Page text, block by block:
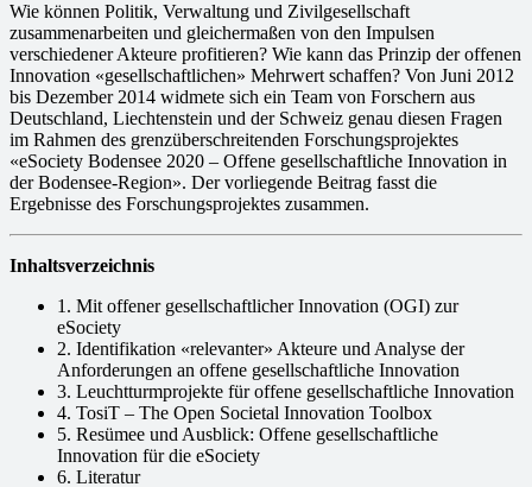
Wie können Politik, Verwaltung und Zivilgesellschaft
zusammenarbeiten und gleichermaßen von den Impulsen
verschiedener Akteure profitieren? Wie kann das Prinzip der offenen
Innovation «gesellschaftlichen» Mehrwert schaffen? Von Juni 2012
bis Dezember 2014 widmete sich ein Team von Forschern aus
Deutschland, Liechtenstein und der Schweiz genau diesen Fragen
im Rahmen des grenzüberschreitenden Forschungsprojektes
«eSociety Bodensee 2020 – Offene gesellschaftliche Innovation in
der Bodensee-Region». Der vorliegende Beitrag fasst die
Ergebnisse des Forschungsprojektes zusammen.
Inhaltsverzeichnis
1. Mit offener gesellschaftlicher Innovation (OGI) zur
eSociety
2. Identifikation «relevanter» Akteure und Analyse der
Anforderungen an offene gesellschaftliche Innovation
3. Leuchtturmprojekte für offene gesellschaftliche Innovation
4. TosiT – The Open Societal Innovation Toolbox
5. Resümee und Ausblick: Offene gesellschaftliche
Innovation für die eSociety
6. Literatur